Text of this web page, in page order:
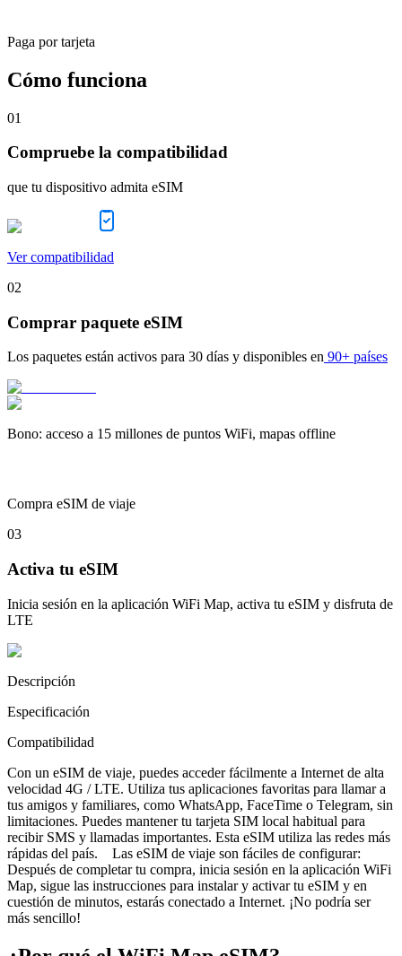
Paga por tarjeta
Cómo funciona
01
Compruebe la compatibilidad
que tu dispositivo admita eSIM
Ver compatibilidad
02
Comprar paquete eSIM
Los paquetes están activos para 30 días y disponibles en 90+ países
Bono: acceso a 15 millones de puntos WiFi, mapas offline
Compra eSIM de viaje
03
Activa tu eSIM
Inicia sesión en la aplicación WiFi Map, activa tu eSIM y disfruta de
LTE
Descripción
Especificación
Compatibilidad
Con un eSIM de viaje, puedes acceder fácilmente a Internet de alta
velocidad 4G / LTE. Utiliza tus aplicaciones favoritas para llamar a
tus amigos y familiares, como WhatsApp, FaceTime o Telegram, sin
limitaciones. Puedes mantener tu tarjeta SIM local habitual para
recibir SMS y llamadas importantes. Esta eSIM utiliza las redes más
rápidas del país. Las eSIM de viaje son fáciles de configurar:
Después de completar tu compra, inicia sesión en la aplicación WiFi
Map, sigue las instrucciones para instalar y activar tu eSIM y en
cuestión de minutos, estarás conectado a Internet. ¡No podría ser
más sencillo!